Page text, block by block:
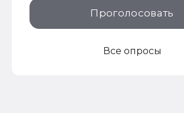
Проголосовать
Все опросы